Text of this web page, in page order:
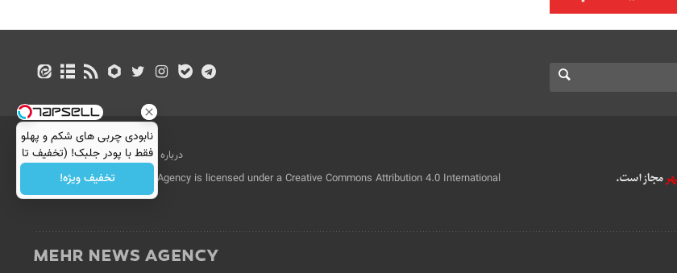
درباره ما تماس با ما
بازرگانی
All Content by Mehr News Agency is licensed under a Creative Commons Attribution 4.0 International
License.
نابودی چربی های شکم و پهلو
فقط با پودر جلبک! (تخفیف تا
امشب)
تخفیف ویژه!